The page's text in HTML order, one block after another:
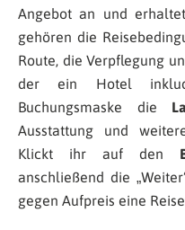
Angebot an und
gehören die
Route, die Verpflegung
der ein Hotel
Buchungsmaske die
Ausstattung und
Klickt ihr auf den
anschließend die
gegen Aufpreis eine